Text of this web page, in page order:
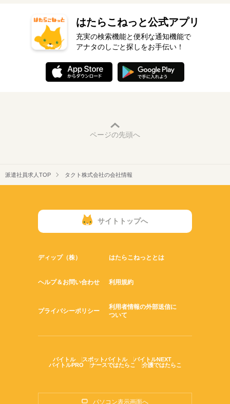
はたらこねっと公式アプリ
充実の検索機能と便利な通知機能で
アナタのしごと探しをお手伝い！
ページの先頭へ
派遣社員求人TOP タクト株式会社の会社情報
サイトトップへ
ディップ（株） はたらこねっととは
ヘルプ＆お問い合わせ 利用規約
プライバシーポリシー
利用者情報の外部送信に
ついて
バイトル スポットバイトル
バイトルNEXT
バイトルPRO
ナースではたらこ 介護ではたらこ
パソコン表示画面へ